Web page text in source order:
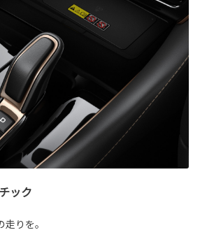
ック
りを。